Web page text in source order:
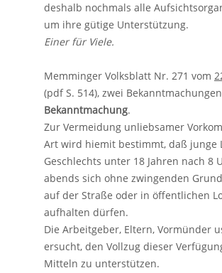
deshalb nochmals alle
um ihre gütige Unterstützung.
Einer für Viele.
Memminger Volksblatt Nr. 271 vom
(pdf S. 514), zwei
Bekanntmachung.
Zur Vermeidung unliebsamer
Art wird hiemit bestimmt, daß junge
Geschlechts unter 18 Jahren nach 8
abends sich ohne zwingenden
auf der Straße oder in öffentlichen
aufhalten dürfen.
Die Arbeitgeber, Eltern, Vormünder
ersucht, den Vollzug dieser
Mitteln zu unterstützen.